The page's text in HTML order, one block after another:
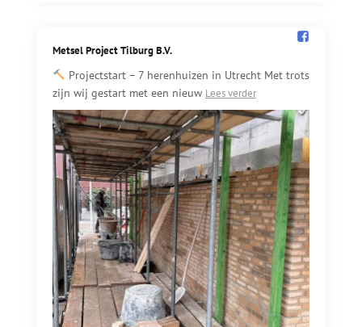
Metsel Project Tilburg B.V.️
Projectstart – 7 herenhuizen in Utrecht Met trots
zijn wij gestart met een nieuw Lees verder